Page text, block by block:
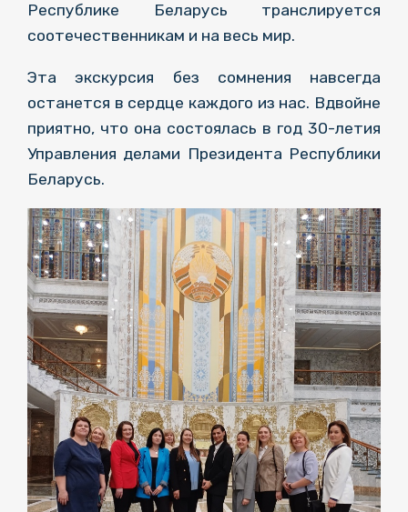
Республике Беларусь транслируется
соотечественникам и на весь мир.
Эта экскурсия без сомнения навсегда
останется в сердце каждого из нас. Вдвойне
приятно, что она состоялась в год 30-летия
Управления делами Президента Республики
Беларусь.